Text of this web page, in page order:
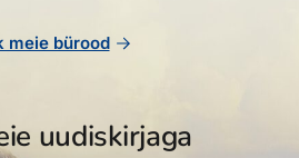
meie bürood
uudiskirjaga